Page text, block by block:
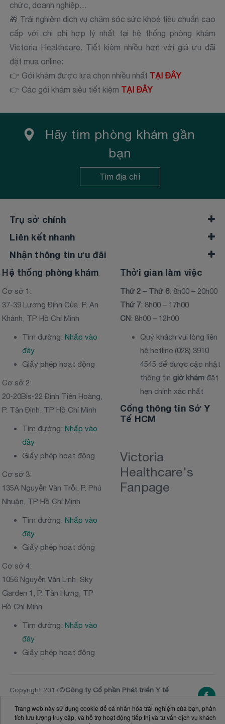
chức, doanh nghiệp…
🎁 Trải nghiệm dịch vụ chăm sóc sức khoẻ tiêu chuẩn cao
cấp với chi phí hợp lý nhất tại hệ thống phòng khám
Victoria Healthcare. Tiết kiệm nhiều hơn với giá ưu đãi
đặt mua online:
👉 Gói khám được lựa chọn nhiều nhất TẠI ĐÂY
👉 Các gói khám siêu tiết kiệm TẠI ĐÂY
Hãy tìm phòng khám gần
bạn
Tìm địa chỉ
Trụ sở chính
Liên kết nhanh
Nhận thông tin ưu đãi
Hệ thống phòng khám
Cơ sở 1:
37-39 Lương Định Của, P. An
Khánh, TP Hồ Chí Minh
Tìm đường:Nhấp vào
đây
Giấy phép hoạt động
Cơ sở 2:
20-20Bis-22 Đinh Tiên Hoàng,
P. Tân Định, TP Hồ Chí Minh
Tìm đường:Nhấp vào
đây
Giấy phép hoạt động
Cơ sở 3:
135A Nguyễn Văn Trỗi, P. Phú
Nhuận, TP Hồ Chí Minh
Tìm đường:Nhấp vào
đây
Giấy phép hoạt động
Cơ sở 4:
1056 Nguyễn Văn Linh, Sky
Garden 1, P. Tân Hưng, TP
Hồ Chí Minh
Tìm đường:Nhấp vào
đây
Giấy phép hoạt động
Thời gian làm việc
Thứ 2 – Thứ 6: 8h00 – 20h00
Thứ 7: 8h00 – 17h00
CN: 8h00 – 12h00
Quý khách vui lòng liên
hệ hotline (028) 3910
4545 để được cập nhật
thông tin giờ khám đặt
hẹn chính xác nhất
Cổng thông tin Sở Y
Tế HCM
Victoria
Healthcare's
Fanpage
Copyright 2017©Công ty Cổ phần Phát triển Y tế
Victoria Healthcare
NGƯỜI ĐẠI DIỆN THEO PHÁP LUẬT: Ông Nguyễn
Vĩnh Tường- Tổng Giám đốc
Trang web này sử dụng cookie để cá nhân hóa trải nghiệm của bạn, phân
tích lưu lượng truy cập, và hỗ trợ hoạt động tiếp thị và tư vấn dịch vụ khách